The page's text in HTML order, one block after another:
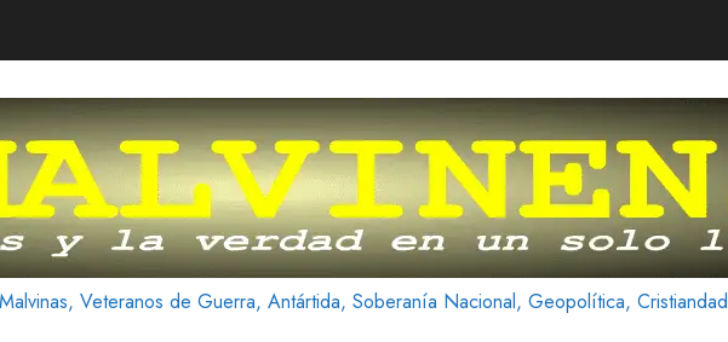
Veteranos de Guerra, Antártida, Soberanía Nacional, Geopolítica, Cristiandad